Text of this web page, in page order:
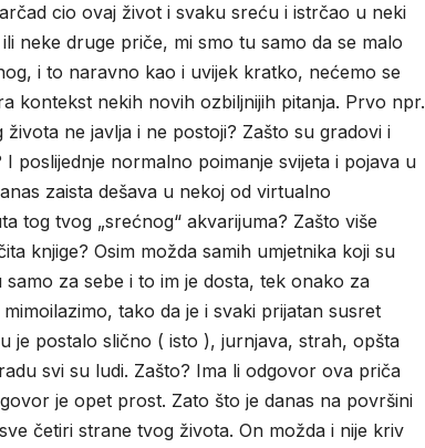
cio ovaj život i svaku sreću i istrčao u neki
neke druge priče, mi smo tu samo da se malo
i to naravno kao i uvijek kratko, nećemo se
kontekst nekih novih ozbiljnijih pitanja. Prvo npr.
ne javlja i ne postoji? Zašto su gradovi i
poslijednje normalno poimanje svijeta i pojava u
zaista dešava u nekoj od virtualno
tog tvog „srećnog“ akvarijuma? Zašto više
knjige? Osim možda samih umjetnika koji su
za sebe i to im je dosta, tek onako za
tako da je i svaki prijatan susret
je postalo slično ( isto ), jurnjava, strah, opšta
svi su ludi. Zašto? Ima li odgovor ova priča
je opet prost. Zato što je danas na površini
četiri strane tvog života. On možda i nije kriv